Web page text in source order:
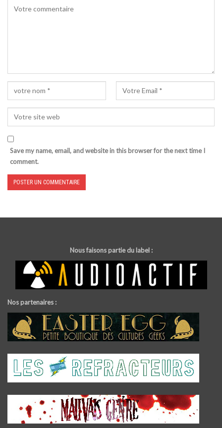
Save my name, email, and website in this browser for the next time I
comment.
Nous faisons partie du label :
Nos partenaires :